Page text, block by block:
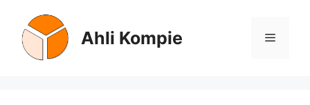
content
Ahli Kompie Menu